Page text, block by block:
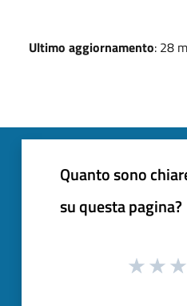
Ultimo aggiornamento: 28
Quanto sono
su questa pagina?